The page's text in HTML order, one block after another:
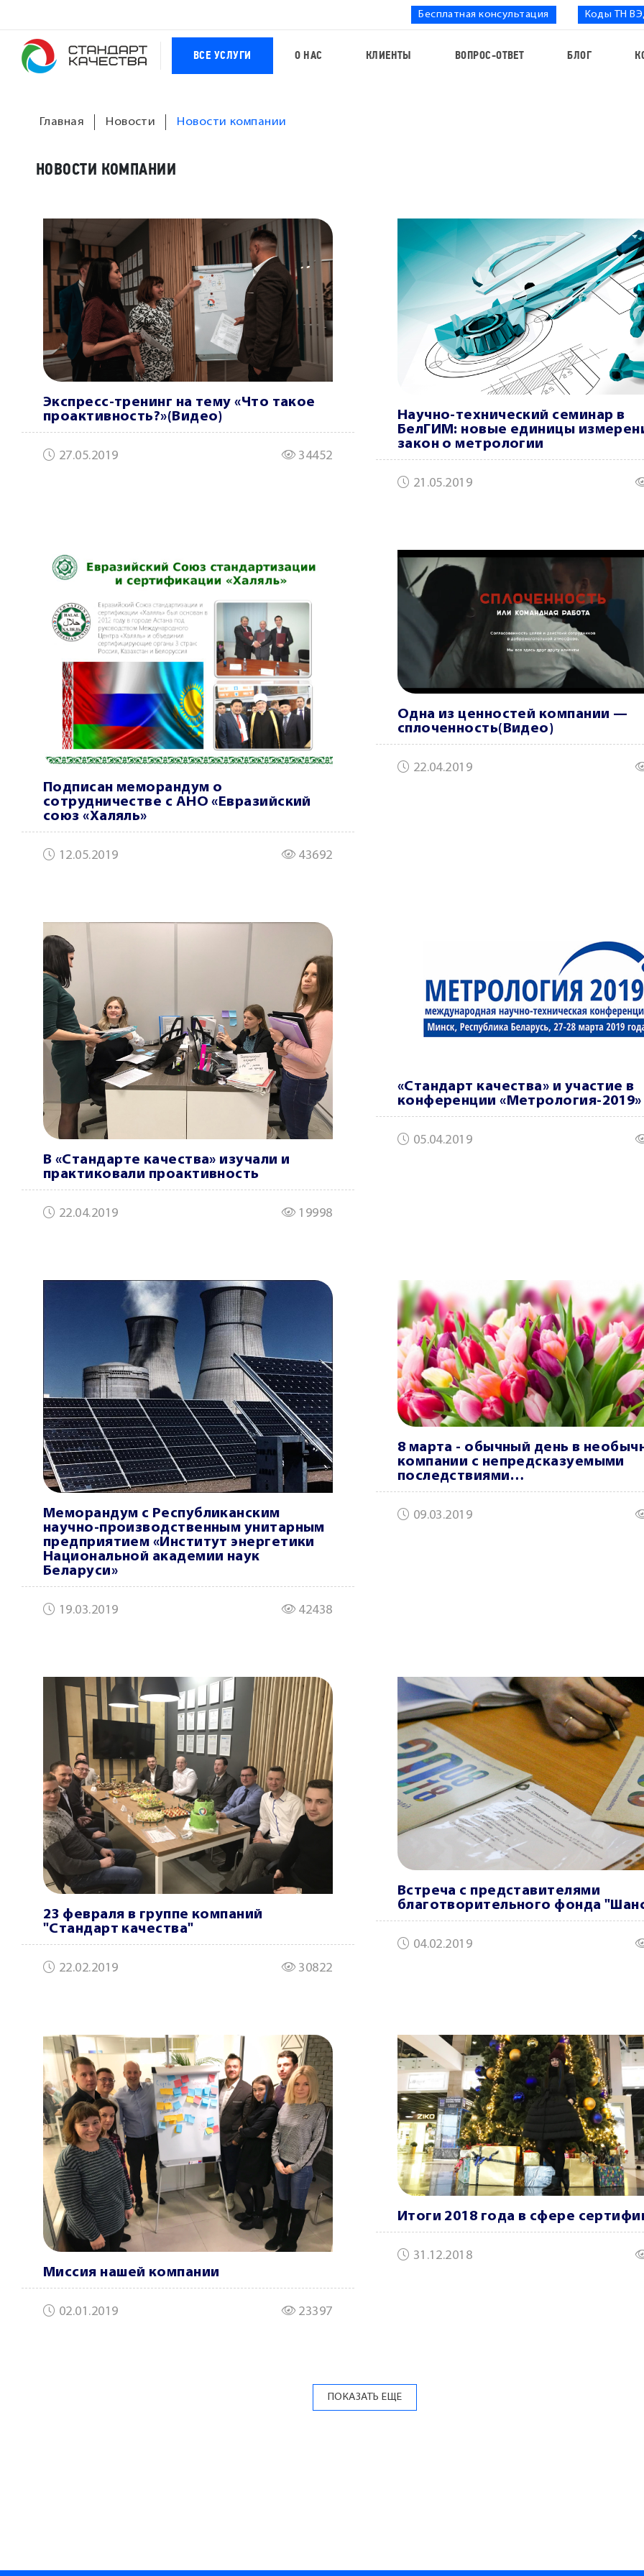
Бесплатная консультация Коды ТН
ВСЕ УСЛУГИ О НАС КЛИЕНТЫ ВОПРОС-ОТВЕТ БЛОГ
Главная Новости Новости компании
НОВОСТИ КОМПАНИИ
Экспресс-тренинг на тему «Что такое
проактивность?»(Видео)
27.05.2019 34452
Научно-технический семинар в
БелГИМ: новые единицы
закон о метрологии
21.05.2019
Подписан меморандум о
сотрудничестве с АНО «Евразийский
союз «Халяль»
12.05.2019 43692
Одна из ценностей компании —
сплоченность(Видео)
22.04.2019
В «Стандарте качества» изучали и
практиковали проактивность
22.04.2019 19998
«Стандарт качества» и участие в
конференции «Метрология-2019»
05.04.2019
Меморандум с Республиканским
научно-производственным унитарным
предприятием «Институт энергетики
Национальной академии наук
Беларуси»
19.03.2019 42438
8 марта - обычный день в
компании с непредсказуемыми
последствиями…
09.03.2019
23 февраля в группе компаний
"Стандарт качества"
22.02.2019 30822
Встреча с представителями
благотворительного фонда
04.02.2019
Миссия нашей компании
02.01.2019 23397
Итоги 2018 года в сфере
31.12.2018
ПОКАЗАТЬ ЕЩЕ